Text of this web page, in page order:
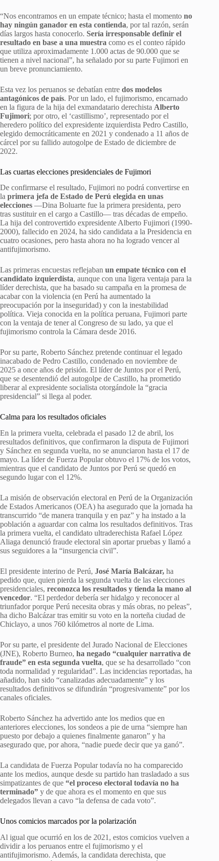
“Nos encontramos en un empate técnico; hasta el momento no
hay ningún ganador en esta contienda, por tal razón, serán
días largos hasta conocerlo. Sería irresponsable definir el
resultado en base a una muestra como es el conteo rápido
que utiliza aproximadamente 1.000 actas de 90.000 que se
tienen a nivel nacional”, ha señalado por su parte Fujimori en
un breve pronunciamiento.
Esta vez los peruanos se debatían entre dos modelos
antagónicos de país. Por un lado, el fujimorismo, encarnado
en la figura de la hija del exmandatario derechista Alberto
Fujimori; por otro, el ‘castillismo’, representado por el
heredero político del expresidente izquierdista Pedro Castillo,
elegido democráticamente en 2021 y condenado a 11 años de
cárcel por su fallido autogolpe de Estado de diciembre de
2022.
Las cuartas elecciones presidenciales de Fujimori
De confirmarse el resultado, Fujimori no podrá convertirse en
la primera jefa de Estado de Perú elegida en unas
elecciones —Dina Boluarte fue la primera presidenta, pero
tras sustituir en el cargo a Castillo— tras décadas de empeño.
La hija del controvertido expresidente Alberto Fujimori (1990-
2000), fallecido en 2024, ha sido candidata a la Presidencia en
cuatro ocasiones, pero hasta ahora no ha logrado vencer al
antifujimorismo.
Las primeras encuestas reflejaban un empate técnico con el
candidato izquierdista, aunque con una ligera ventaja para la
líder derechista, que ha basado su campaña en la promesa de
acabar con la violencia (en Perú ha aumentado la
preocupación por la inseguridad) y con la inestabilidad
política. Vieja conocida en la política peruana, Fujimori parte
con la ventaja de tener al Congreso de su lado, ya que el
fujimorismo controla la Cámara desde 2016.
Por su parte, Roberto Sánchez pretende continuar el legado
inacabado de Pedro Castillo, condenado en noviembre de
2025 a once años de prisión. El líder de Juntos por el Perú,
que se desentendió del autogolpe de Castillo, ha prometido
liberar al expresidente socialista otorgándole la “gracia
presidencial” si llega al poder.
Calma para los resultados oficiales
En la primera vuelta, celebrada el pasado 12 de abril, los
resultados definitivos, que confirmaron la disputa de Fujimori
y Sánchez en segunda vuelta, no se anunciaron hasta el 17 de
mayo. La líder de Fuerza Popular obtuvo el 17% de los votos,
mientras que el candidato de Juntos por Perú se quedó en
segundo lugar con el 12%.
La misión de observación electoral en Perú de la Organización
de Estados Americanos (OEA) ha asegurado que la jornada ha
transcurrido “de manera tranquila y en paz” y ha instado a la
población a aguardar con calma los resultados definitivos. Tras
la primera vuelta, el candidato ultraderechista Rafael López
Aliaga denunció fraude electoral sin aportar pruebas y llamó a
sus seguidores a la “insurgencia civil”.
El presidente interino de Perú, José María Balcázar, ha
pedido que, quien pierda la segunda vuelta de las elecciones
presidenciales, reconozca los resultados y tienda la mano al
vencedor. “El perdedor debería ser hidalgo y reconocer al
triunfador porque Perú necesita obras y más obras, no peleas”,
ha dicho Balcázar tras emitir su voto en la norteña ciudad de
Chiclayo, a unos 760 kilómetros al norte de Lima.
Por su parte, el presidente del Jurado Nacional de Elecciones
(JNE), Roberto Burneo, ha negado “cualquier narrativa de
fraude” en esta segunda vuelta, que se ha desarrollado “con
toda normalidad y regularidad”. Las incidencias reportadas, ha
añadido, han sido “canalizadas adecuadamente” y los
resultados definitivos se difundirán “progresivamente” por los
canales oficiales.
Roberto Sánchez ha advertido ante los medios que en
anteriores elecciones, los sondeos a pie de urna “siempre han
puesto por debajo a quienes finalmente ganaron” y ha
asegurado que, por ahora, “nadie puede decir que ya ganó”.
La candidata de Fuerza Popular todavía no ha comparecido
ante los medios, aunque desde su partido han trasladado a sus
simpatizantes de que “el proceso electoral todavía no ha
terminado” y de que ahora es el momento en que sus
delegados llevan a cavo “la defensa de cada voto”.
Unos comicios marcados por la polarización
Al igual que ocurrió en los de 2021, estos comicios vuelven a
dividir a los peruanos entre el fujimorismo y el
antifujimorismo. Además, la candidata derechista, que